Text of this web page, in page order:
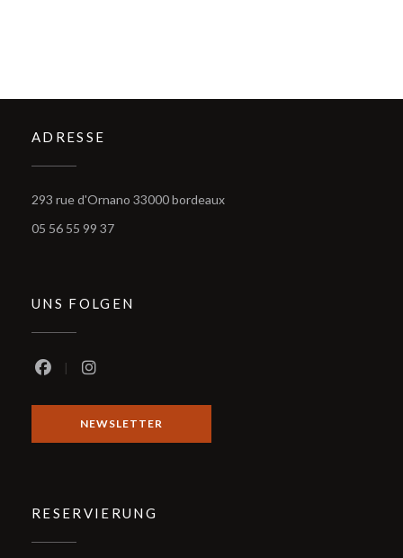
ADRESSE
293 rue d'Ornano 33000 bordeaux((öffnet ein neues Fenster))
05 56 55 99 37
UNS FOLGEN
NEWSLETTER
RESERVIERUNG